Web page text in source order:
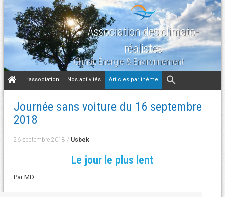
Association des climato-
réalistes
Climat, Énergie & Environnement
Aller
au
L’association Nos activités Articles par thème
Journée sans voiture du 16 septembre
2018
26 septembre 2018 / Usbek
Le jour le plus lent
Par MD